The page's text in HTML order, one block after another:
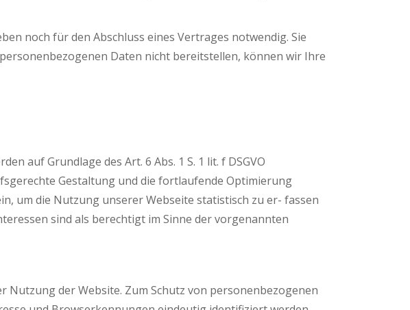
noch für den Abschluss eines Vertrages notwendig. Sie
Daten nicht bereitstellen, können wir Ihre
auf Grundlage des Art. 6 Abs. 1 S. 1 lit. f DSGVO
Gestaltung und die fortlaufende Optimierung
um die Nutzung unserer Webseite statistisch zu er- fassen
sind als berechtigt im Sinne der vorgenannten
Nutzung der Website. Zum Schutz von personenbezogenen